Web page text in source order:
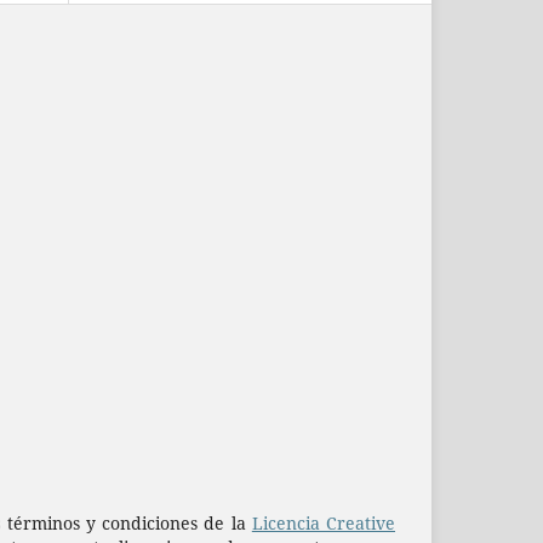
y condiciones de la Licencia Creative